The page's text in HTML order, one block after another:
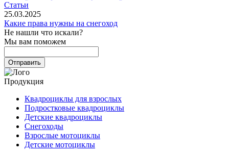
Статьи
25.03.2025
Какие права нужны на снегоход
Не нашли что искали?
Мы вам поможем
Продукция
Квадроциклы для взрослых
Подростковые квадроциклы
Детские квадроциклы
Снегоходы
Взрослые мотоциклы
Детские мотоциклы